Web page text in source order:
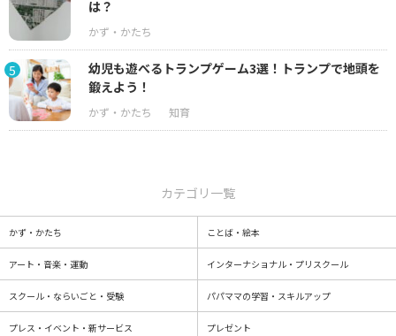
は？
5
幼児も遊べるトランプゲーム3選！トランプで地頭を
鍛えよう！
カテゴリ一覧
かず・かたち ことば・絵本
アート・音楽・運動 インターナショナル・プリスクール
スクール・ならいごと・受験 パパママの学習・スキルアップ
プレス・イベント・新サービス プレゼント